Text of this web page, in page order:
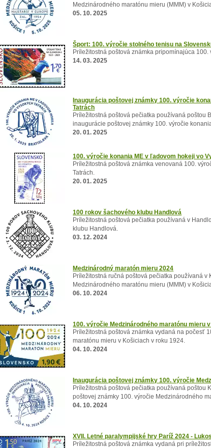
Medzinárodného maratónu mieru (MMM) v
05. 10. 2025
Šport: 100. výročie stolného tenisu na
Príležitostná poštová známka pripomínajúca
14. 03. 2025
Inaugurácia poštovej známky 100. výročie
Tatrách
Príležitostná poštová pečiatka používaná poštou
inaugurácie poštovej známky 100. výročie
20. 01. 2025
100. výročie konania ME v ľadovom hokeji vo
Príležitostná poštová známka venovaná 100.
Tatrách.
20. 01. 2025
100 rokov šachového klubu Handlová
Príležitostná poštová pečiatka používaná v
klubu Handlová.
03. 12. 2024
Medzinárodný maratón mieru 2024
Príležitostná ručná poštová pečiatka používaná
Medzinárodného maratónu mieru (MMM) v
06. 10. 2024
100. výročie Medzinárodného maratónu mieru
Príležitostná poštová známka vydaná na počesť
maratónu mieru v Košiciach v roku 1924.
04. 10. 2024
Inaugurácia poštovej známky 100. výročie
Príležitostná poštová pečiatka používaná poštou
poštovej známky 100. výročie Medzinárodného
04. 10. 2024
XVII. Letné paralympijské hry Paríž 2024 -
Príležitostná poštová známka vydaná pri